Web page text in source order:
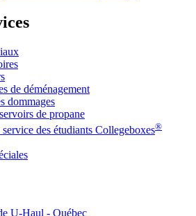
de déménagement
dommages
de propane
des étudiants Collegeboxes®
U-Haul - Québec